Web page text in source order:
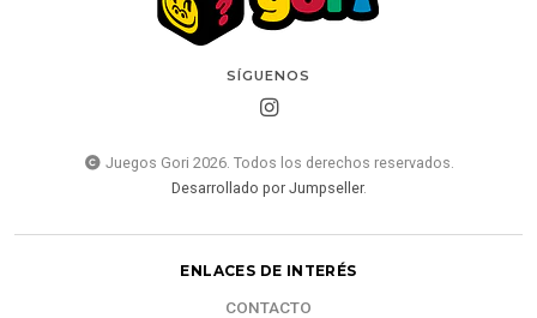
SÍGUENOS
Juegos Gori 2026. Todos los derechos reservados.
Desarrollado por Jumpseller.
ENLACES DE INTERÉS
CONTACTO